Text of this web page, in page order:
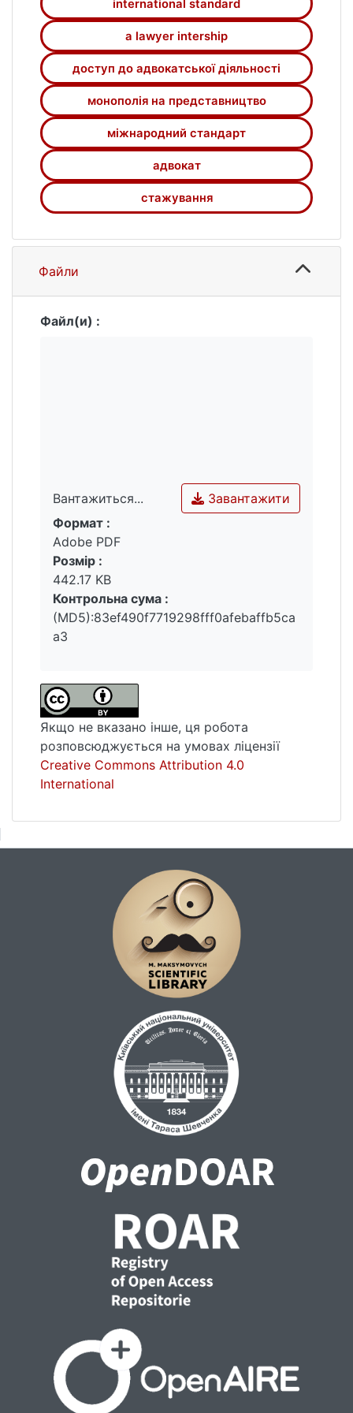
international standard
a lawyer intership
доступ до адвокатської діяльності
монополія на представництво
міжнародний стандарт
адвокат
стажування
Файли
Файл(и) :
Вантажиться...
Вантажиться...
Завантажити
Формат :
Adobe PDF
Розмір :
442.17 KB
Контрольна сума :
(MD5):83ef490f7719298fff0afebaffb5ca
a3
Якщо не вказано інше, ця робота
розповсюджується на умовах ліцензії
Creative Commons Attribution 4.0
International